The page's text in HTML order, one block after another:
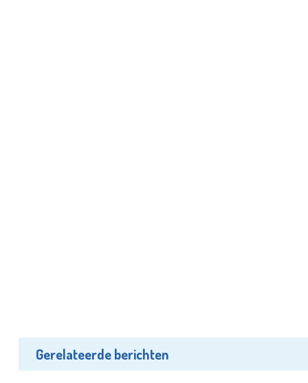
Gerelateerde berichten